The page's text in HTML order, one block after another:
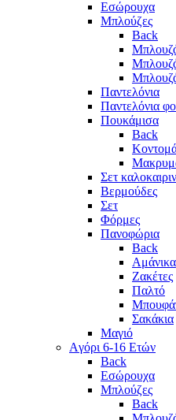
Εσώρουχα
Μπλούζες
Back
Παντελόνια
Παντελόνια
Πουκάμισα
Back
Σετ
Βερμούδες
Σετ
Φόρμες
Πανοφώρια
Back
Αμάνικα
Ζακέτες
Παλτό
Σακάκια
Μαγιό
Aγόρι 6-16 Ετών
Back
Eσώρουχα
Μπλούζες
Back